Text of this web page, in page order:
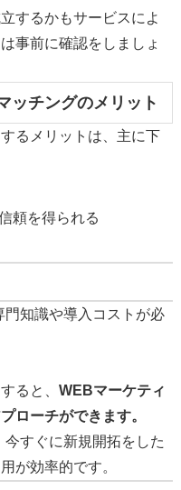
するかもサービスによ
事前に確認をしましょ
ッチングのメリット
るメリットは、主に下
頼を得られる
知識や導入コストが必
ると、 WEBマーケティ
ローチができます。
すぐに新規開拓をした
が効率的です。